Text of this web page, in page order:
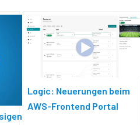
Logic: Neuerungen beim
AWS-Frontend Portal